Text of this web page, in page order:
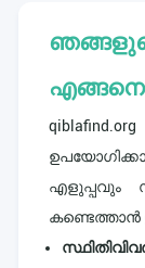
എങ്ങനെ
എളുപ്പവും
കണ്ടെത്താൻ